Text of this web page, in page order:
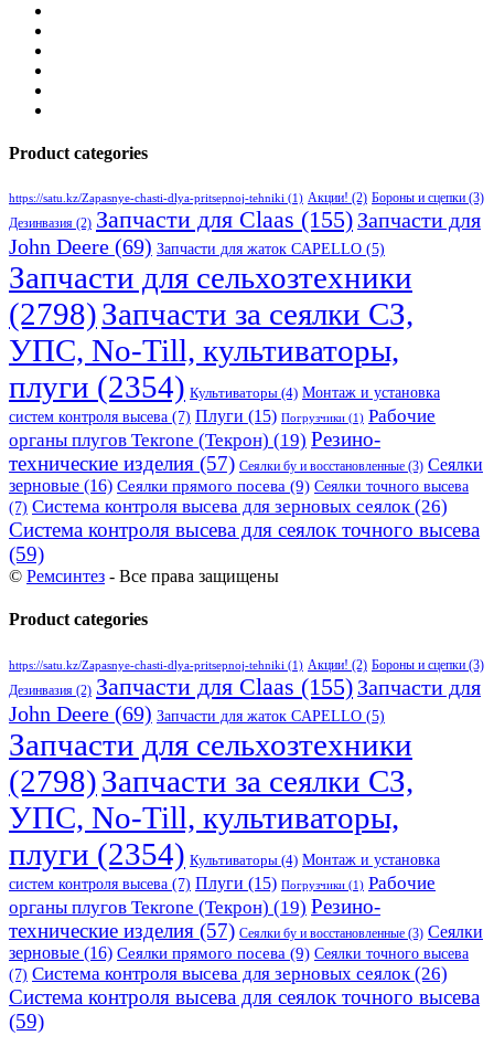
Product categories
https://satu.kz/Zapasnye-chasti-dlya-pritsepnoj-tehniki (1) Акции! (2) Бороны и сцепки (3)
Дезинвазия (2) Запчасти для Claas (155) Запчасти для
John Deere (69) Запчасти для жаток CAPELLO (5)
Запчасти для сельхозтехники
(2798)Запчасти за сеялки СЗ,
УПС, No-Till, культиваторы,
плуги (2354) Культиваторы (4) Монтаж и установка
систем контроля высева (7) Плуги (15) Погрузчики (1) Рабочие
органы плугов Текrоne (Текрон) (19) Резино-
технические изделия (57) Сеялки бу и восстановленные (3) Сеялки
зерновые (16) Сеялки прямого посева (9) Сеялки точного высева
(7) Система контроля высева для зерновых сеялок(26)
Система контроля высева для сеялок точного высева
(59)
© Ремсинтез - Все права защищены
Product categories
https://satu.kz/Zapasnye-chasti-dlya-pritsepnoj-tehniki (1) Акции! (2) Бороны и сцепки (3)
Дезинвазия (2) Запчасти для Claas (155) Запчасти для
John Deere (69) Запчасти для жаток CAPELLO (5)
Запчасти для сельхозтехники
(2798)Запчасти за сеялки СЗ,
УПС, No-Till, культиваторы,
плуги (2354) Культиваторы (4) Монтаж и установка
систем контроля высева (7) Плуги (15) Погрузчики (1) Рабочие
органы плугов Текrоne (Текрон) (19) Резино-
технические изделия (57) Сеялки бу и восстановленные (3) Сеялки
зерновые (16) Сеялки прямого посева (9) Сеялки точного высева
(7) Система контроля высева для зерновых сеялок (26)
Система контроля высева для сеялок точного высева
(59)